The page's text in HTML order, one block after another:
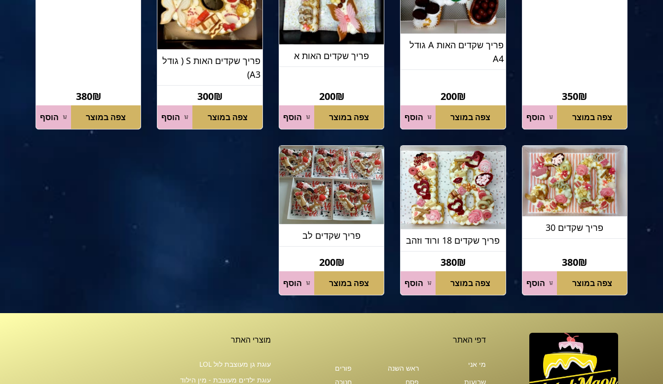
350₪
צפה במוצר הוסף
פריך שקדים האות A גודל
A4
200₪
צפה במוצר הוסף
פריך שקדים האות א
200₪
צפה במוצר הוסף
פריך שקדים האות S ( גודל
A3)
300₪
צפה במוצר הוסף
380₪
צפה במוצר הוסף
פריך שקדים 30
380₪
צפה במוצר הוסף
פריך שקדים 18 ורוד וזהב
380₪
צפה במוצר הוסף
פריך שקדים לב
200₪
צפה במוצר הוסף
דפי האתר
מי אני ראש השנה
פורים
שבועות
פסח חנוכה
מוצרי האתר
עוגת גן מעוצבת לול LOL
עוגת ילדים מעוצבת - מין הילוד